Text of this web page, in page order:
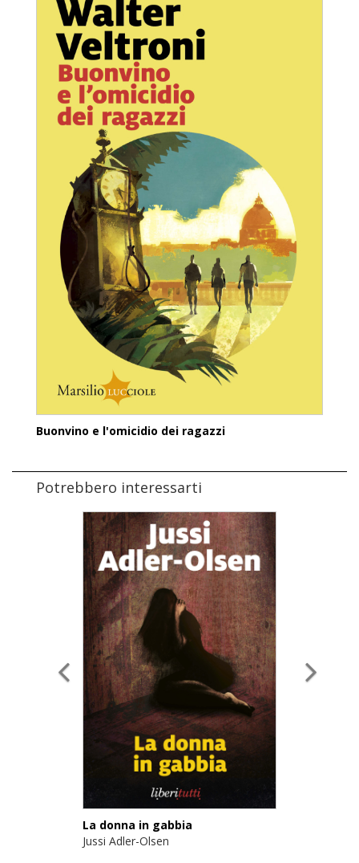
Buonvino e l'omicidio dei ragazzi
Potrebbero interessarti
La donna in gabbia
Jussi Adler-Olsen